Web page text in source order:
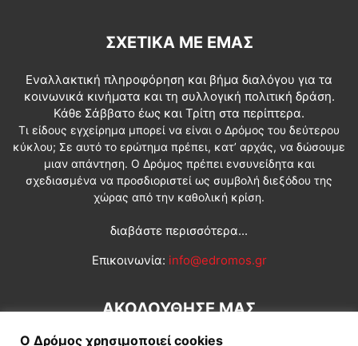
ΣΧΕΤΙΚΆ ΜΕ ΕΜΆΣ
Εναλλακτική πληροφόρηση και βήμα διαλόγου για τα
κοινωνικά κινήματα και τη συλλογική πολιτική δράση.
Κάθε Σάββατο έως και Τρίτη στα περίπτερα.
Τι είδους εγχείρημα μπορεί να είναι ο Δρόμος του δεύτερου
κύκλου; Σε αυτό το ερώτημα πρέπει, κατ’ αρχάς, να δώσουμε
μιαν απάντηση. Ο Δρόμος πρέπει ενσυνείδητα και
σχεδιασμένα να προσδιοριστεί ως συμβολή διεξόδου της
χώρας από την καθολική κρίση.
διαβάστε περισσότερα...
Επικοινωνία: info@edromos.gr
ΑΚΟΛΟΥΘΗΣΕ ΜΑΣ
Ο Δρόμος χρησιμοποιεί cookies